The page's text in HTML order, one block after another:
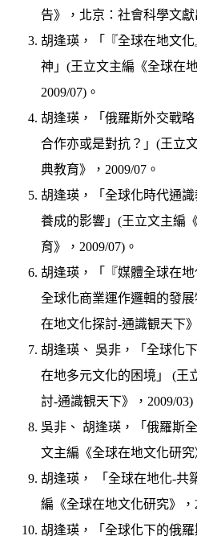
告》，北京：社會科學文獻
胡逢瑛，「『全球在地文
神」(王立文主編《全球在
2009/07)。
胡逢瑛，「俄羅斯外交戰
合作亦或是對抗？」(王立
典教育》，2009/07。
胡逢瑛，「全球化時代通
養成的影響」(王立文主編
育》，2009/07)。
胡逢瑛，「『媒體全球在
全球化商業運作邏輯的發
在地文化探討-通識観天下》
胡逢瑛、 吳非，「全球化
在地多元文化的困境」 (王
討-通識観天下》，2009/03)
吳非、 胡逢瑛，「俄羅斯
文主編《全球在地文化研究
胡逢瑛， 「全球在地化-共
編《全球在地文化研究》，
胡逢瑛，「全球化下的俄